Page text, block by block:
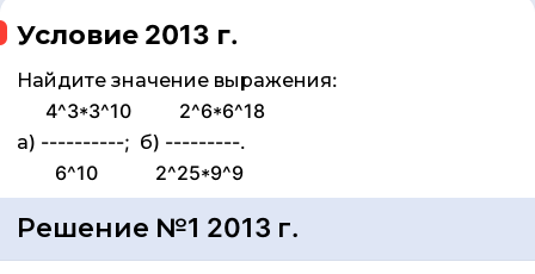
Условие 2013 г.
Найдите значение выражения:
4^3*3^10 2^6*6^18
а) ----------; б) ---------.
6^10 2^25*9^9
Решение №1 2013 г.